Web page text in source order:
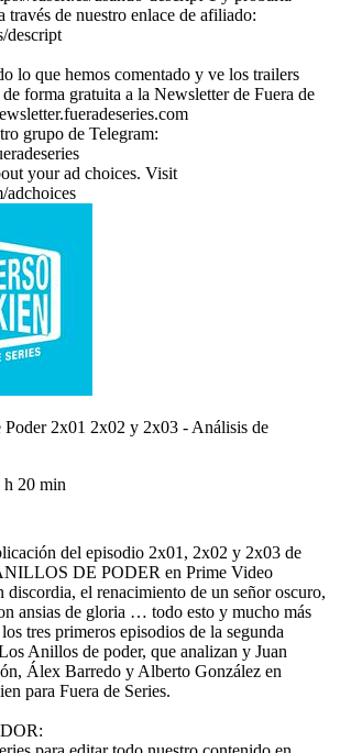
través de nuestro enlace de afiliado:
descript
lo que hemos comentado y ve los trailers
forma gratuita a la Newsletter de Fuera de
grupo de Telegram:
your ad choices. Visit
adchoices
2x01 2x02 y 2x03 - Análisis de
h 20 min
del episodio 2x01, 2x02 y 2x03 de
DE PODER en Prime Video
discordia, el renacimiento de un señor oscuro,
ansias de gloria … todo esto y mucho más
tres primeros episodios de la segunda
Anillos de poder, que analizan y Juan
Álex Barredo y Alberto González en
para Fuera de Series.